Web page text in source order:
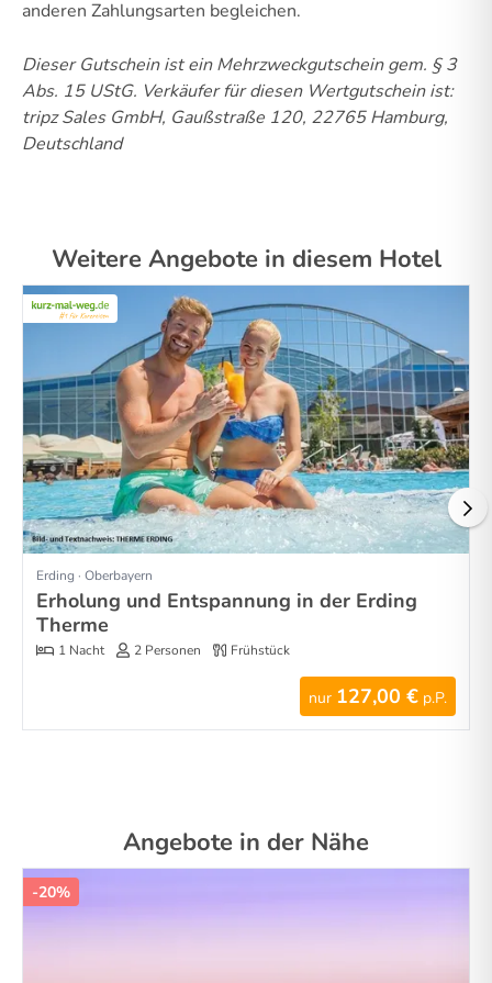
anderen Zahlungsarten begleichen.
Dieser Gutschein ist ein Mehrzweckgutschein gem. § 3
Abs. 15 UStG. Verkäufer für diesen Wertgutschein ist:
tripz Sales GmbH, Gaußstraße 120, 22765 Hamburg,
Deutschland
Weitere Angebote in diesem Hotel
Erding · Oberbayern
Erholung und Entspannung in der Erding
Therme
1 Nacht 2 Personen Frühstück
nur 127,00 € p.P.
Angebote in der Nähe
-20%